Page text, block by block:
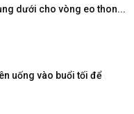
dưới cho vòng eo thon...
uống vào buổi tối để